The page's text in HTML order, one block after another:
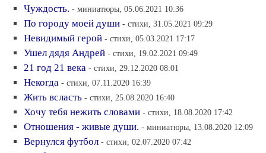
Чуждость. - миниатюры, 05.06.2021 10:36
По городу моей души - стихи, 31.05.2021 09:29
Невидимый герой - стихи, 05.03.2021 17:17
Ушел дядя Андрей - стихи, 19.02.2021 09:49
21 год 21 века - стихи, 29.12.2020 08:01
Некогда - стихи, 07.11.2020 16:39
Жить всласть - стихи, 25.08.2020 16:40
Хочу тебя нежить словами - стихи, 18.08.2020 17:42
Отношения - живые души. - миниатюры, 13.08.2020 12:09
Вернулся футбол - стихи, 02.07.2020 07:42